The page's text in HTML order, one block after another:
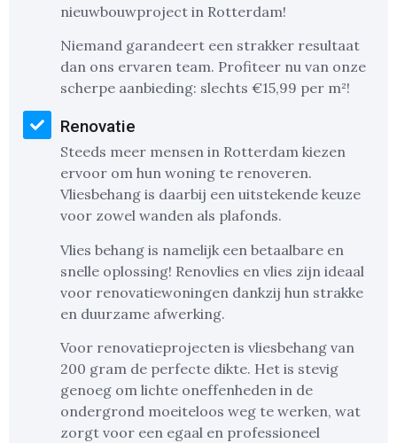
nieuwbouwproject in Rotterdam!
Niemand garandeert een strakker resultaat
dan ons ervaren team. Profiteer nu van onze
scherpe aanbieding: slechts €15,99 per m²!
Renovatie
Steeds meer mensen in Rotterdam kiezen
ervoor om hun woning te renoveren.
Vliesbehang is daarbij een uitstekende keuze
voor zowel wanden als plafonds.
Vlies behang is namelijk een betaalbare en
snelle oplossing! Renovlies en vlies zijn ideaal
voor renovatiewoningen dankzij hun strakke
en duurzame afwerking.
Voor renovatieprojecten is vliesbehang van
200 gram de perfecte dikte. Het is stevig
genoeg om lichte oneffenheden in de
ondergrond moeiteloos weg te werken, wat
zorgt voor een egaal en professioneel